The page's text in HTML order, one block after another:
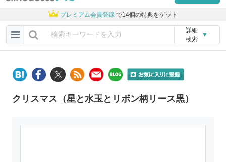
プレミアム会員登録 で14個の特典をゲット
詳細
検索
▼
クリスマス（星と水玉とリボン柄リース黒）